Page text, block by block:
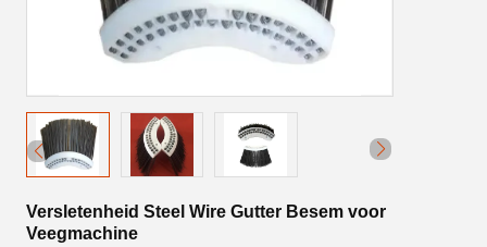
Versletenheid Steel Wire Gutter Besem voor
Veegmachine